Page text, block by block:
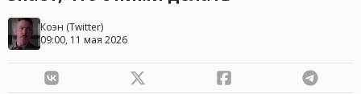
Коэн (Twitter)
09:00, 11 мая 2026